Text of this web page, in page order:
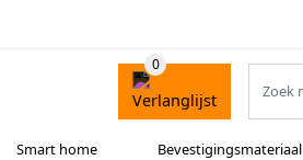
Smart home Bevestigingsmateriaal